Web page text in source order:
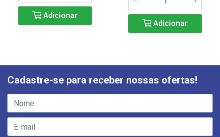
Adicionar
Adicionar
Cadastre-se para receber nossas ofertas!